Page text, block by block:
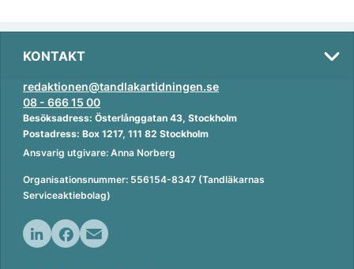
KONTAKT
redaktionen@tandlakartidningen.se
08 - 666 15 00
Besöksadress: Österlånggatan 43, Stockholm
Postadress: Box 1217, 111 82 Stockholm
Ansvarig utgivare: Anna Norberg
Organisationsnummer: 556154-8347 (Tandläkarnas
Serviceaktiebolag)